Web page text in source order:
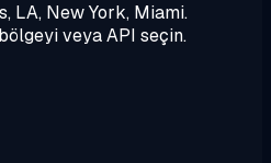
LA, New York, Miami.
bölgeyi veya API seçin.